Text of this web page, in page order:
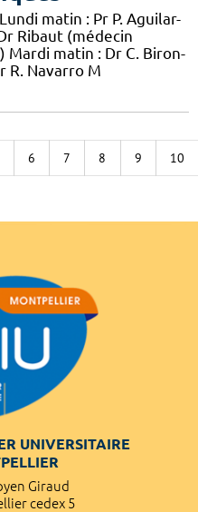
matin : Pr P. Aguilar-
Ribaut (médecin
Mardi matin : Dr C. Biron-
R. Navarro M
6 7 8 9 10
UNIVERSITAIRE
Giraud
cedex 5